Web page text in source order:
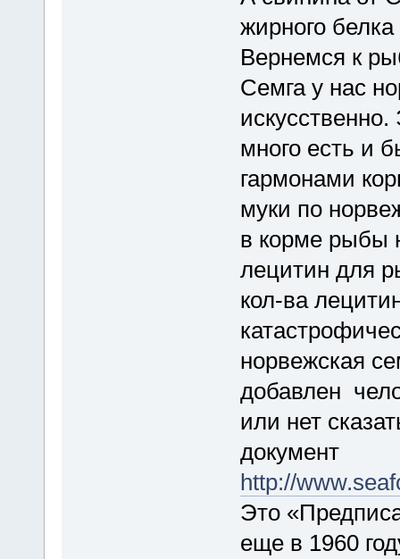
жирного
Вернемся к
Семга у нас
много есть и
гармонами
муки по
в корме рыбы
лецитин для
кол-ва
норвежская
добавлен
или нет
документ
http://
Это
еще в 1960